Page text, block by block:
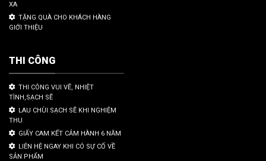
XA
TẶNG QUÀ CHO KHÁCH HÀNG
GIỚI THIỆU
THI CÔNG
THI CÔNG VUI VẼ, NHIỆT
TÌNH,SẠCH SẼ
LAU CHÙI SẠCH SẼ KHI NGHIỆM
THU
GIẤY CAM KẾT CẢM HÀNH 6 NĂM
LIÊN HỆ NGAY KHI CÓ SỰ CỐ VỀ
SẢN PHẨM